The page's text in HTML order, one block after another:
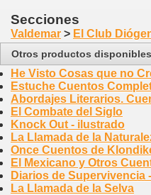
Secciones
Valdemar > El Club
Otros productos
He Visto Cosas que no
Estuche Cuentos
Abordajes Literarios.
El Combate del Siglo
Knock Out - ilustrado
La Llamada de la
Once Cuentos de
El Mexicano y Otros
Diarios de Supervivencia
La Llamada de la Selva